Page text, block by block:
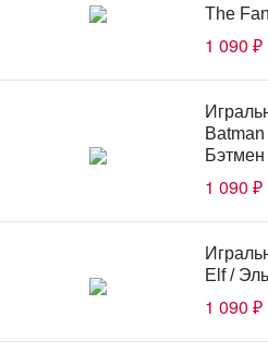
The
1 090 ₽
Бэтмен
1 090 ₽
Elf /
1 090 ₽